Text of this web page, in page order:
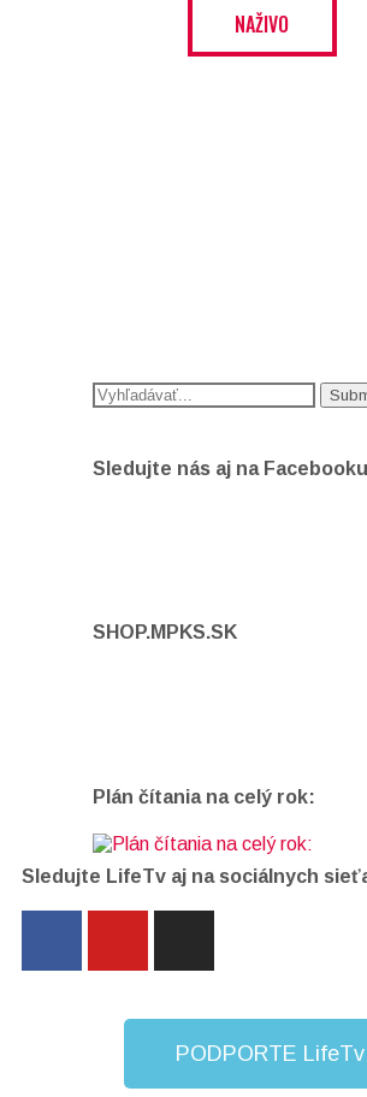
NAŽIVO
Sledujte nás aj na Facebooku
SHOP.MPKS.SK
Plán čítania na celý rok:
Sledujte LifeTv aj na sociálnych
PODPORTE LifeTv